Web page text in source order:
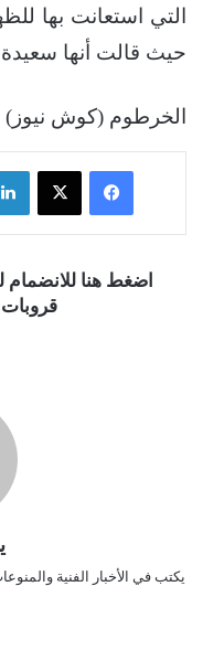
التي استعانت بها
حيث قالت أنها
الخرطوم (كوش نيوز)
فيسبوك ‫X
اضغط هنا
يكتب في الأخبار الفنية